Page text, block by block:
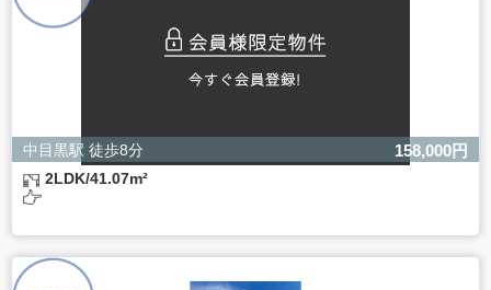
中目黒駅 徒歩8分 158,000円
2LDK/41.07m²